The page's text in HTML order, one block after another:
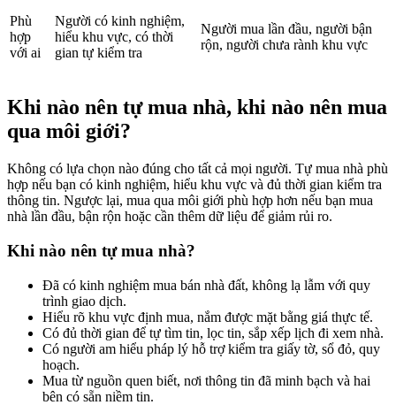
Phù
hợp
với ai
Người có kinh nghiệm,
hiểu khu vực, có thời
gian tự kiểm tra
Người mua lần đầu, người bận
rộn, người chưa rành khu vực
Khi nào nên tự mua nhà, khi nào nên mua
qua môi giới?
Không có lựa chọn nào đúng cho tất cả mọi người. Tự mua nhà phù
hợp nếu bạn có kinh nghiệm, hiểu khu vực và đủ thời gian kiểm tra
thông tin. Ngược lại, mua qua môi giới phù hợp hơn nếu bạn mua
nhà lần đầu, bận rộn hoặc cần thêm dữ liệu để giảm rủi ro.
Khi nào nên tự mua nhà?
Đã có kinh nghiệm mua bán nhà đất, không lạ lẫm với quy
trình giao dịch.
Hiểu rõ khu vực định mua, nắm được mặt bằng giá thực tế.
Có đủ thời gian để tự tìm tin, lọc tin, sắp xếp lịch đi xem nhà.
Có người am hiểu pháp lý hỗ trợ kiểm tra giấy tờ, sổ đỏ, quy
hoạch.
Mua từ nguồn quen biết, nơi thông tin đã minh bạch và hai
bên có sẵn niềm tin.